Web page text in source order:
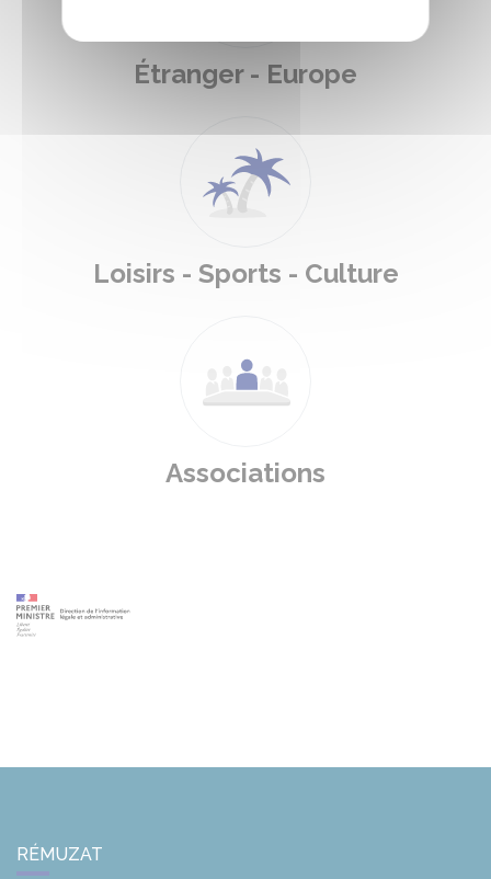
Étranger - Europe
Loisirs - Sports - Culture
Associations
RÉMUZAT